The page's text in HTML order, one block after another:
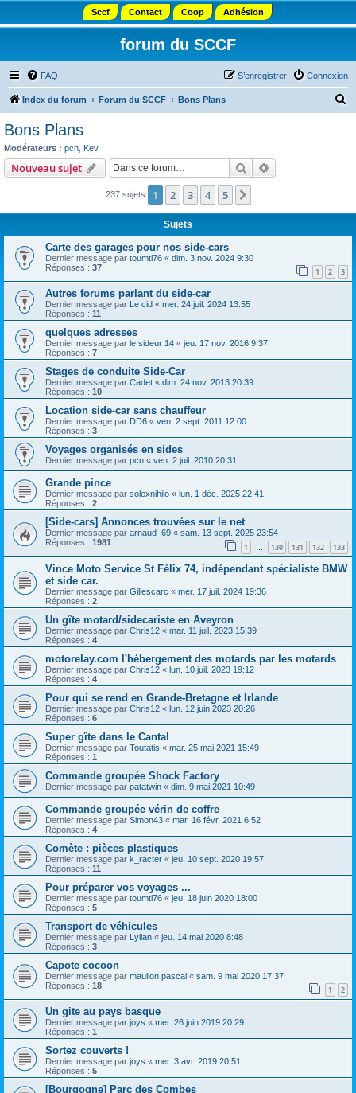
Sccf Contact Coop Adhésion
forum du SCCF
FAQ Connexion
S’enregistrer
Index du forum Forum du SCCF Bons Plans
c
Bons Plans
Modérateurs : pcn Kev
Nouveau sujet Rechercher
237 sujets 1 2 3 4 5
Sujets
Carte des garages pour nos side-cars
Dernier message par toumti76 « dim. 3 nov. 2024 9:30
Réponses : 37 1 2 3
Autres forums parlant du side-car
Dernier message par Le cid « mer. 24 juil. 2024 13:55
Réponses : 11
quelques adresses
Dernier message par le sideur 14 « jeu. 17 nov. 2016 9:37
Réponses : 7
Stages de conduite Side-Car
Dernier message par Cadet « dim. 24 nov. 2013 20:39
Réponses : 10
Location side-car sans chauffeur
Dernier message par DD6 « ven. 2 sept. 2011 12:00
Réponses : 3
Voyages organisés en sides
Dernier message par pcn « ven. 2 juil. 2010 20:31
Grande pince
Dernier message par solexnihilo « lun. 1 déc. 2025 22:41
Réponses : 2
[Side-cars] Annonces trouvées sur le net
Dernier message par arnaud_69 « sam. 13 sept. 2025 23:54
Réponses : 1981 1 … 130 131 132 133
Vince Moto Service St Félix 74, indépendant spécialiste BMW
et side car.
Dernier message par Gillescarc « mer. 17 juil. 2024 19:36
Réponses : 2
Un gîte motard/sidecariste en Aveyron
Dernier message par Chris12 « mar. 11 juil. 2023 15:39
Réponses : 4
motorelay.com l'hébergement des motards par les motards
Dernier message par Chris12 « lun. 10 juil. 2023 19:12
Réponses : 4
Pour qui se rend en Grande-Bretagne et Irlande
Dernier message par Chris12 « lun. 12 juin 2023 20:26
Réponses : 6
Super gîte dans le Cantal
Dernier message par Toutatis « mar. 25 mai 2021 15:49
Réponses : 1
Commande groupée Shock Factory
Dernier message par patatwin « dim. 9 mai 2021 10:49
Commande groupée vérin de coffre
Dernier message par Simon43 « mar. 16 févr. 2021 6:52
Réponses : 4
Comète : pièces plastiques
Dernier message par k_racter « jeu. 10 sept. 2020 19:57
Réponses : 11
Pour préparer vos voyages ...
Dernier message par toumti76 « jeu. 18 juin 2020 18:00
Réponses : 5
Transport de véhicules
Dernier message par Lylian « jeu. 14 mai 2020 8:48
Réponses : 3
Capote cocoon
Dernier message par maulion pascal « sam. 9 mai 2020 17:37
Réponses : 18 1 2
Un gite au pays basque
Dernier message par joys « mer. 26 juin 2019 20:29
Réponses : 1
Sortez couverts !
Dernier message par joys « mer. 3 avr. 2019 20:51
Réponses : 5
[Bourgogne] Parc des Combes